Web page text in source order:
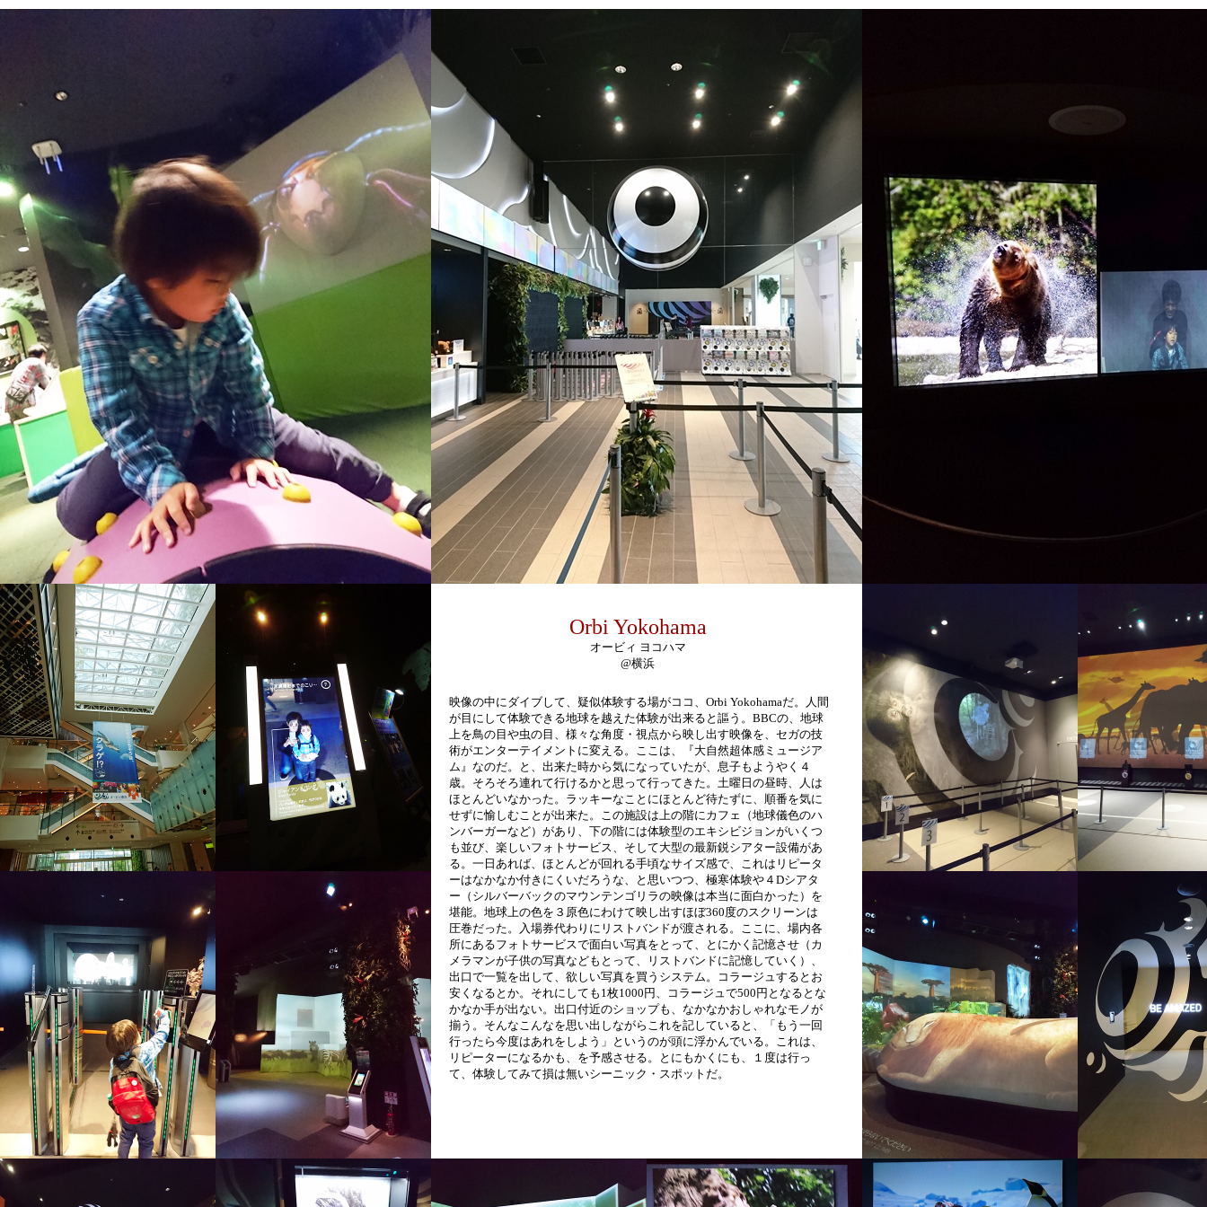
Orbi Yokohama
オービィ ヨコハマ
@横浜
映像の中にダイブして、疑似体験する場がココ、Orbi Yokohamaだ。人間
が目にして体験できる地球を越えた体験が出来ると謳う。BBCの、地球
上を鳥の目や虫の目、様々な角度・視点から映し出す映像を、セガの技
術がエンターテイメントに変える。ここは、『大自然超体感ミュージア
ム』なのだ。と、出来た時から気になっていたが、息子もようやく４
歳。そろそろ連れて行けるかと思って行ってきた。土曜日の昼時、人は
ほとんどいなかった。ラッキーなことにほとんど待たずに、順番を気に
せずに愉しむことが出来た。この施設は上の階にカフェ（地球儀色のハ
ンバーガーなど）があり、下の階には体験型のエキシビジョンがいくつ
も並び、楽しいフォトサービス、そして大型の最新鋭シアター設備があ
る。一日あれば、ほとんどが回れる手頃なサイズ感で、これはリピータ
ーはなかなか付きにくいだろうな、と思いつつ、極寒体験や４Dシアタ
ー（シルバーバックのマウンテンゴリラの映像は本当に面白かった）を
堪能。地球上の色を３原色にわけて映し出すほぼ360度のスクリーンは
圧巻だった。入場券代わりにリストバンドが渡される。ここに、場内各
所にあるフォトサービスで面白い写真をとって、とにかく記憶させ（カ
メラマンが子供の写真などもとって、リストバンドに記憶していく）、
出口で一覧を出して、欲しい写真を買うシステム。コラージュするとお
安くなるとか。それにしても1枚1000円、コラージュで500円となるとな
かなか手が出ない。出口付近のショップも、なかなかおしゃれなモノが
揃う。そんなこんなを思い出しながらこれを記していると、「もう一回
行ったら今度はあれをしよう」というのが頭に浮かんでいる。これは、
リピーターになるかも、を予感させる。とにもかくにも、１度は行っ
て、体験してみて損は無いシーニック・スポットだ。